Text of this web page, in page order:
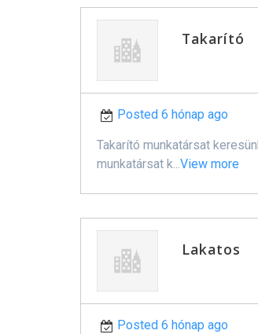
Takarító
Posted 6 hónap ago
Takarító munkatársat
munkatársat k...View more
Lakatos
Posted 6 hónap ago